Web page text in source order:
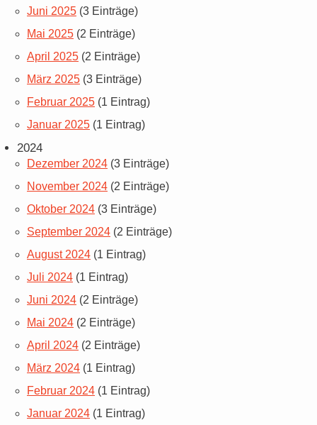
Juni 2025 (3 Einträge)
Mai 2025 (2 Einträge)
April 2025 (2 Einträge)
März 2025 (3 Einträge)
Februar 2025 (1 Eintrag)
Januar 2025 (1 Eintrag)
2024
Dezember 2024 (3 Einträge)
November 2024 (2 Einträge)
Oktober 2024 (3 Einträge)
September 2024 (2 Einträge)
August 2024 (1 Eintrag)
Juli 2024 (1 Eintrag)
Juni 2024 (2 Einträge)
Mai 2024 (2 Einträge)
April 2024 (2 Einträge)
März 2024 (1 Eintrag)
Februar 2024 (1 Eintrag)
Januar 2024 (1 Eintrag)